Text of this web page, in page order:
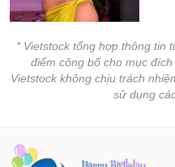
* Vietstock tổng hợp thông tin
điểm công bố cho mục
Vietstock không chịu trách
sử dụng